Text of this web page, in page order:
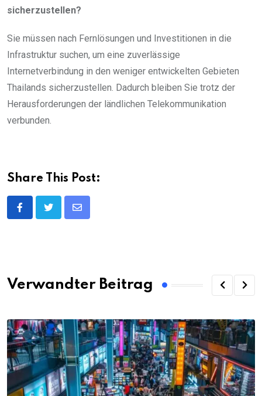
sicherzustellen?
Sie müssen nach Fernlösungen und Investitionen in die
Infrastruktur suchen, um eine zuverlässige
Internetverbindung in den weniger entwickelten Gebieten
Thailands sicherzustellen. Dadurch bleiben Sie trotz der
Herausforderungen der ländlichen Telekommunikation
verbunden.
Share This Post:
Share
Verwandter Beitrag